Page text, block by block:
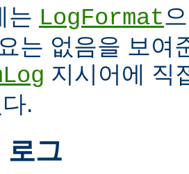
는 LogFormat
는 없음을 보여
지시어에 직
.
로그